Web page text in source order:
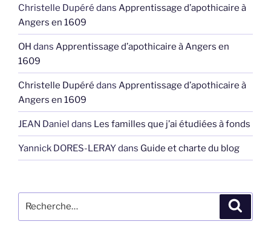
Christelle Dupéré dans Apprentissage d’apothicaire à
Angers en 1609
OH dans Apprentissage d’apothicaire à Angers en
1609
Christelle Dupéré dans Apprentissage d’apothicaire à
Angers en 1609
JEAN Daniel dans Les familles que j’ai étudiées à fonds
Yannick DORES-LERAYdans Guide et charte du blog
pour